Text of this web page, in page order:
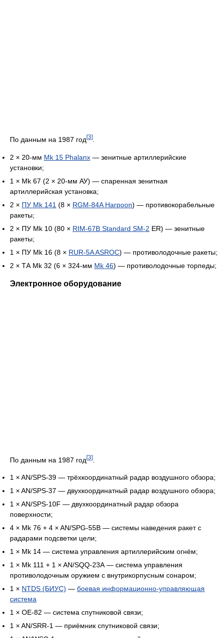
По данным на 1987 год[3]
2 × 20-мм Mk 15 Phalanx — зенитные артиллерийские
установки;
1 × Mk 67 (2 × 20-мм АУ) — спаренная зенитная
артиллерийская установка;
2 × ПУ Mk 141 (8 × RGM-84A Harpoon) — противокорабельные
ракеты;
2 × ПУ Mk 10 (80 × RIM-67B Standard SM-2 ER) — зенитные
ракеты;
1 × ПУ Mk 16 (8 × RUR-5A ASROC) — противолодочные ракеты;
2 × ТА Mk 32 (6 × 324-мм Mk 46) — противолодочные торпеды;
Электронное оборудование
По данным на 1987 год[3]
1 × AN/SPS-39 — трёхкоординатный радар воздушного обзора;
1 × AN/SPS-37 — двухкоординатный радар воздушного обзора;
1 × AN/SPS-10F — двухкоординатный радар обзора
поверхности;
4 × Mk 76 + 4 × AN/SPG-55B — системы наведения ракет с
радарами подсветки цели;
1 × Mk 14 — система управления артиллерийским огнём;
1 × Mk 111 + 1 × AN/SQQ-23A — система управления
противолодочным оружием с внутрикорпусным сонаром;
1 × NTDS (БИУС) — боевая информационно-управляющая
система
1 × OE-82 — система спутниковой связи;
1 × AN/SRR-1 — приёмник спутниковой связи;